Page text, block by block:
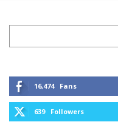
16,474 Fans
639 Followers